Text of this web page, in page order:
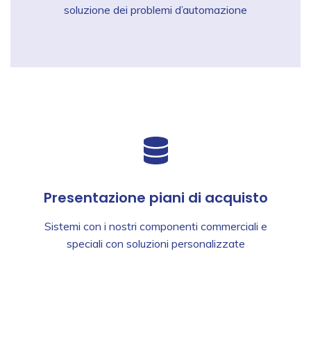
soluzione dei problemi d’automazione
Presentazione piani di acquisto
Sistemi con i nostri componenti commerciali e
speciali con soluzioni personalizzate